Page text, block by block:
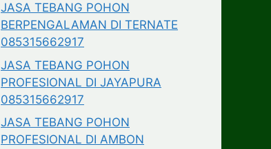
JASA TEBANG POHON
BERPENGALAMAN DI TERNATE
085315662917
JASA TEBANG POHON
PROFESIONAL DI JAYAPURA
085315662917
JASA TEBANG POHON
PROFESIONAL DI AMBON